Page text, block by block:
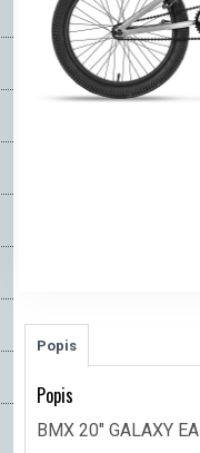
Popis
Popis
BMX 20″ GALAXY